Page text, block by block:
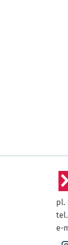
pl.
tel.
e-